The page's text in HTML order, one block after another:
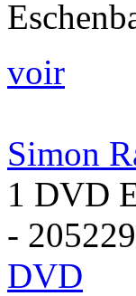
voir
Simon
1 DVD
-
DVD